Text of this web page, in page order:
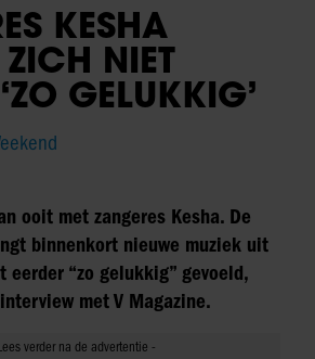
KESHA
NIET
GELUKKIG’
ooit met zangeres Kesha. De
binnenkort nieuwe muziek uit
“zo gelukkig” gevoeld,
met V Magazine.